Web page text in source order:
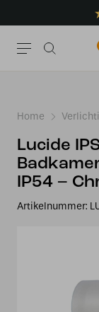
Home
Lucide
IP54 –
Artikelnummer: